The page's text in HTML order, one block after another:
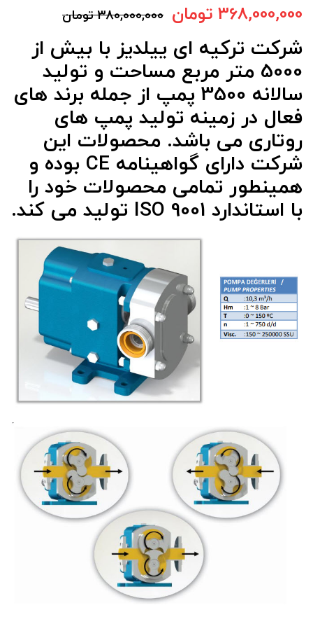
380,000,000 تومان 368,000,000 تومان
شرکت ترکیه ای ییلدیز با بیش از
5000 متر مربع مساحت و تولید
سالانه 3500 پمپ از جمله برند های
فعال در زمینه تولید پمپ های
روتاری می باشد. محصولات این
شرکت دارای گواهینامه CE بوده و
همینطور تمامی محصولات خود را
با استاندارد ISO 9001 تولید می کند.